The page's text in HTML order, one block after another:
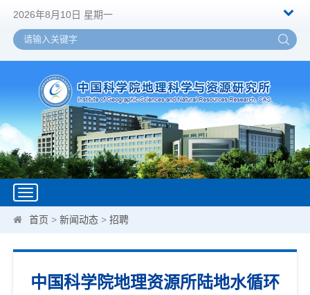
2026年8月10日 星期一
Toggle
navigation
首页 >新闻动态 >招聘
中国科学院地理资源所陆地水循环